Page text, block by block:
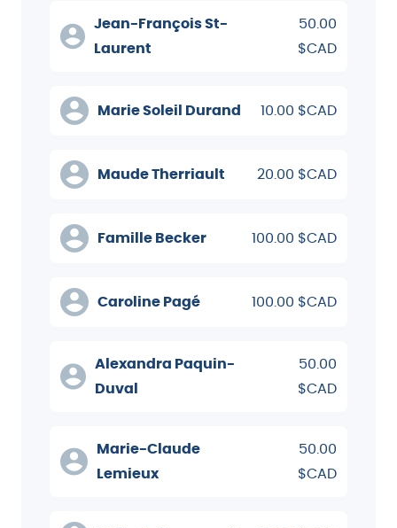
Jean-François St-
Laurent
50.00
$CAD
Marie Soleil Durand 10.00 $CAD
Maude Therriault 20.00 $CAD
Famille Becker 100.00 $CAD
Caroline Pagé 100.00 $CAD
Alexandra Paquin-
Duval
50.00
$CAD
Marie-Claude
Lemieux
50.00
$CAD